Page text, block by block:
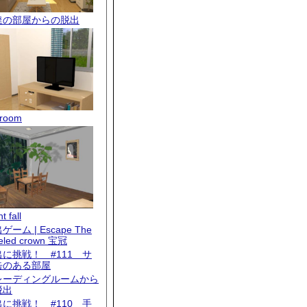
の部屋からの脱出
fall
ゲーム | Escape The
crown 宝冠
に挑戦！ #111 サ
のある部屋
ーディングルームから
出
に挑戦！ #110 手